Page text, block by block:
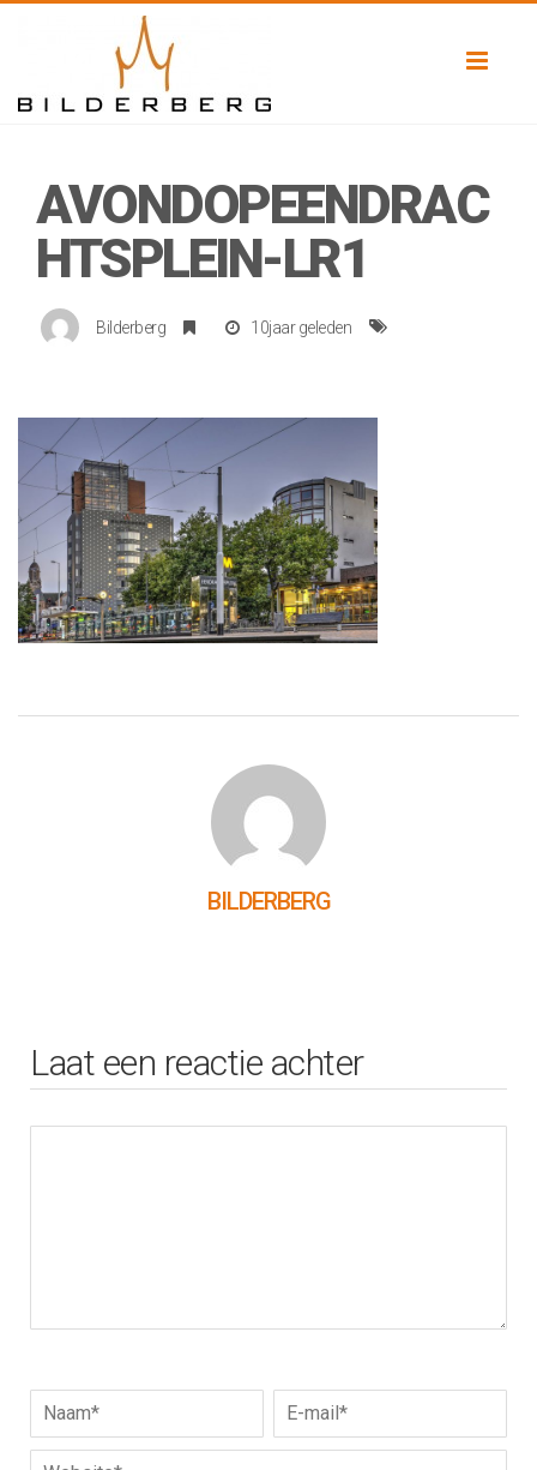
AVONDOPEENDRAC
HTSPLEIN-LR1
Bilderberg 10jaar geleden
BILDERBERG
Laat een reactie achter